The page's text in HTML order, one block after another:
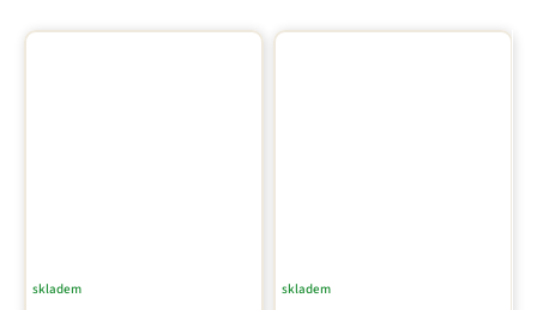
Průměrné
skladem skladem